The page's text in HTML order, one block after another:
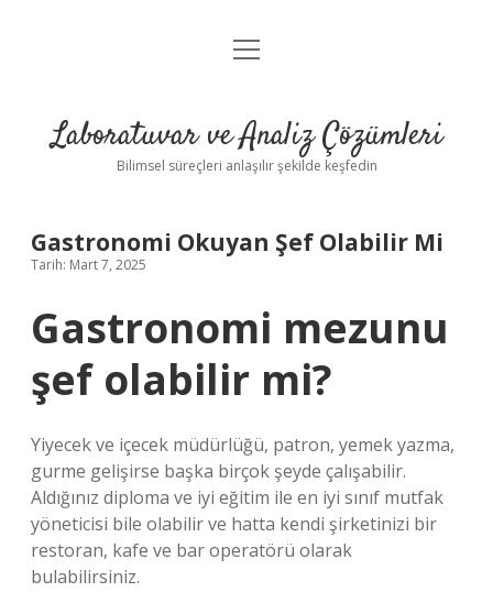
Anasayfa
Yasal Uyarı
menüyü
Laboratuvar ve Analiz Çözümleri
Bilimsel süreçleri anlaşılır şekilde keşfedin
Gastronomi Okuyan Şef Olabilir Mi
Tarih: Mart 7, 2025
Gastronomi mezunu
şef olabilir mi?
Yiyecek ve içecek müdürlüğü, patron, yemek yazma,
gurme gelişirse başka birçok şeyde çalışabilir.
Aldığınız diploma ve iyi eğitim ile en iyi sınıf mutfak
yöneticisi bile olabilir ve hatta kendi şirketinizi bir
restoran, kafe ve bar operatörü olarak
bulabilirsiniz.